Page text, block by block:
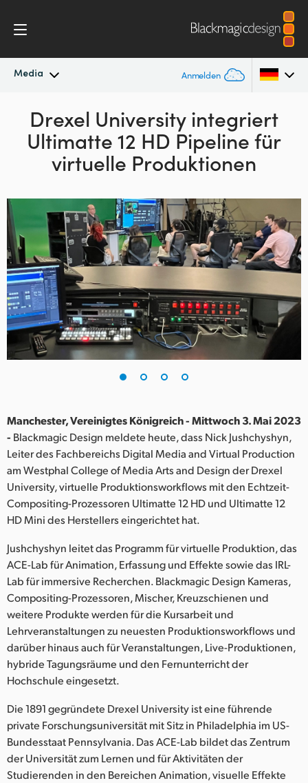
Media Anmelden
Neueste Nachrichten
Nachrichtenarchiv
Argentina
Australia
Austria
Canada
China
Denmark
Finland
France
India
Italy
Japan
Mexico
Malaysia
Netherlands
New Zealand
Norway
Poland
Portugal
Singapore
Drexel Universityintegriert
Ultimatte 12 HD Pipeline für
virtuelle Produktionen
Manchester, Vereinigtes Königreich - Mittwoch 3. Mai 2023
- Blackmagic Design meldete heute, dass Nick Jushchyshyn,
Leiter des Fachbereichs Digital Media and Virtual Production
am Westphal College of Media Arts and Design der Drexel
University, virtuelle Produktionsworkflows mit den Echtzeit-
Compositing-Prozessoren Ultimatte 12 HD und Ultimatte 12
HD Mini des Herstellers eingerichtet hat.
Jushchyshyn leitet das Programm für virtuelle Produktion, das
ACE-Lab für Animation, Erfassung und Effekte sowie das IRL-
Lab für immersive Recherchen. Blackmagic Design Kameras,
Compositing-Prozessoren, Mischer, Kreuzschienen und
weitere Produkte werden für die Kursarbeit und
Lehrveranstaltungen zu neuesten Produktionsworkflows und
darüber hinaus auch für Veranstaltungen, Live-Produktionen,
hybride Tagungsräume und den Fernunterricht der
Hochschule eingesetzt.
Die 1891 gegründete Drexel University ist eine führende
private Forschungsuniversität mit Sitz in Philadelphia im US-
Bundesstaat Pennsylvania. Das ACE-Lab bildet das Zentrum
der Universität zum Lernen und für Aktivitäten der
Studierenden in den Bereichen Animation, visuelle Effekte